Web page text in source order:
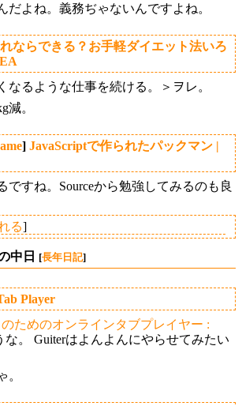
だよね。義務ぢゃないんですよね。
ならできる？お手軽ダイエット法いろ
なるような仕事を続ける。＞ヲレ。
減。
] JavaScriptで作られたパックマン |
ですね。Sourceから勉強してみるのも良
る]
中日 [長年日記]
Player
ためのオンラインタブプレイヤー :
な。 Guiterはよんよんにやらせてみたい
。